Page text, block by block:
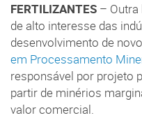
FERTILIZANTES – Outra
de alto interesse das
desenvolvimento de
em Processamento
responsável por projeto
partir de minérios
valor comercial.